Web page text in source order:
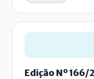
Edição Nº 166/